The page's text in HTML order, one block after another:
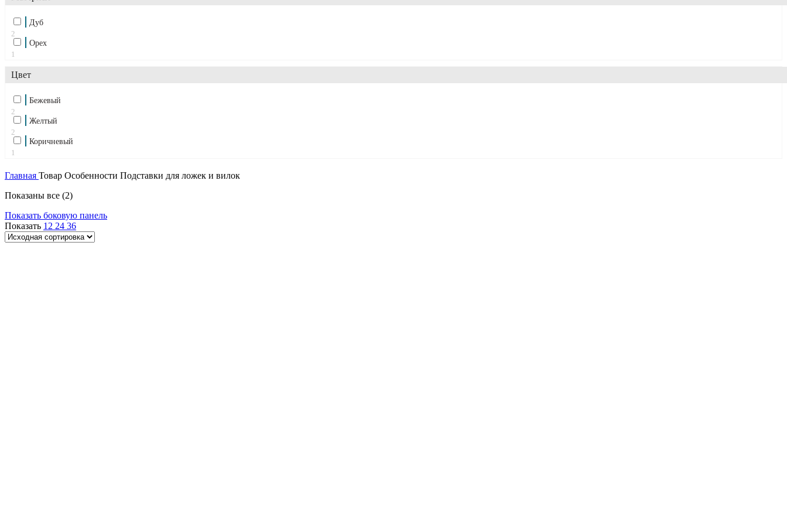
Дуб
2
Орех
1
Цвет
Бежевый
2
Желтый
2
Коричневый
1
Главная Товар Особенности Подставки для ложек и вилок
Показаны все (2)
Показать боковую панель
Показать 12 24 36